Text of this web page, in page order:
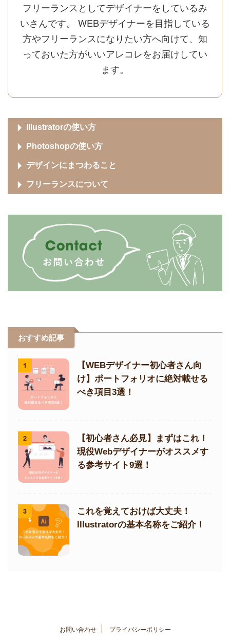
フリーランスとしてデザイナーをしているみ
いさんです。 WEBデザイナーを目指している
方やフリーランスになりたい方へ向けて、知
っておいた方がいいアレコレをお届けしてい
ます。
Illustratorの使い方
Photoshopの使い方
デザインにまつわること
フリーランスについて
おすすめ記事
1
【WEBデザイナー初心者さん向
け】ポートフォリオに絶対載せる
べき項目3選！
2
【初心者さん必見】まずはこれ！
現役Webデザイナーがオススメす
る参考サイト9選！
3
これを覚えておけば大丈夫！
Illustratorの基本名称をご紹介！
お問い合わせ プライバシーポリシー